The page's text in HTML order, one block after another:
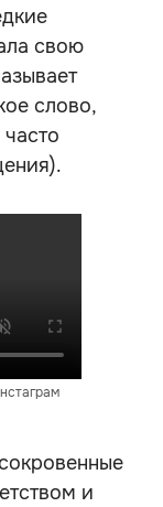
свою
слово,
и